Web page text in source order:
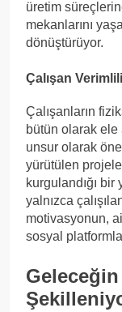
üretim
mekanlarını
dönüştürüyor.
Çalışan
Çalışanların
bütün olarak ele
unsur olarak öne
yürütülen
kurgulandığı
yalnızca
motivasyonun,
sosyal